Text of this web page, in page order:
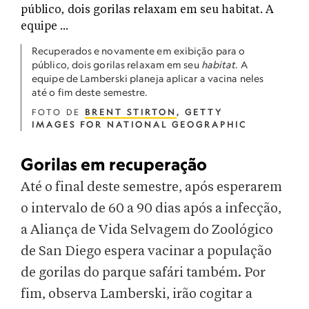
Recuperados e novamente em exibição para o
público, dois gorilas relaxam em seu habitat. A
equipe de Lamberski planeja aplicar a vacina neles
até o fim deste semestre.
FOTO DE BRENT STIRTON , GETTY
IMAGES FOR NATIONAL GEOGRAPHIC
Gorilas em recuperação
Até o final deste semestre, após esperarem
o intervalo de 60 a 90 dias após a infecção,
a Aliança de Vida Selvagem do Zoológico
de San Diego espera vacinar a população
de gorilas do parque safári também. Por
fim, observa Lamberski, irão cogitar a